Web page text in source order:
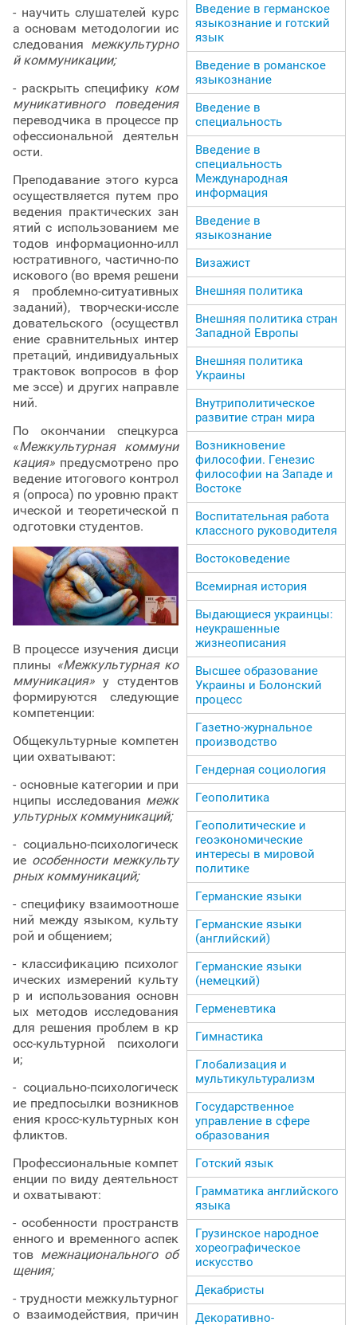
- научить слушателей курс
а основам методологии ис
следования межкультурно
й коммуникации;
- раскрыть специфику ком
муникативного поведения
переводчика в процессе пр
офессиональной деятельн
ости.
Преподавание этого курса
осуществляется путем про
ведения практических зан
ятий с использованием ме
тодов информационно-илл
юстративного, частично-по
искового (во время решени
я проблемно-ситуативных
заданий), творчески-иссле
довательского (осуществл
ение сравнительных интер
претаций, индивидуальных
трактовок вопросов в фор
ме эссе) и других направле
ний.
По окончании спецкурса
«Межкультурная коммуни
кация» предусмотрено про
ведение итогового контрол
я (опроса) по уровню практ
ической и теоретической п
одготовки студентов.
В процессе изучения дисци
плины «Межкультурная ко
ммуникация» у студентов
формируются следующие
компетенции:
Общекультурные компетен
ции охватывают:
- основные категории и при
нципы исследования межк
ультурных коммуникаций;
- социально-психологическ
ие особенности межкульту
рных коммуникаций;
- специфику взаимоотноше
ний между языком, культу
рой и общением;
- классификацию психолог
ических измерений культу
р и использования основн
ых методов исследования
для решения проблем в кр
осс-культурной психологи
и;
- социально-психологическ
ие предпосылки возникнов
ения кросс-культурных кон
фликтов.
Профессиональные компет
енции по виду деятельност
и охватывают:
- особенности пространств
енного и временного аспек
тов межнационального об
щения;
- трудности межкультурног
о взаимодействия, причин
Введение в германское
языкознание и готский
язык
Введение в романское
языкознание
Введение в
специальность
Введение в
специальность
Международная
информация
Введение в
языкознание
Визажист
Внешняя политика
Внешняя политика стран
Западной Европы
Внешняя политика
Украины
Внутриполитическое
развитие стран мира
Возникновение
философии. Генезис
философии на Западе и
Востоке
Воспитательная работа
классного руководителя
Востоковедение
Всемирная история
Выдающиеся украинцы:
неукрашенные
жизнеописания
Высшее образование
Украины и Болонский
процесс
Газетно-журнальное
производство
Гендерная социология
Геополитика
Геополитические и
геоэкономические
интересы в мировой
политике
Германские языки
Германские языки
(английский)
Германские языки
(немецкий)
Герменевтика
Гимнастика
Глобализация и
мультикультурализм
Государственное
управление в сфере
образования
Готский язык
Грамматика английского
языка
Грузинское народное
хореографическое
искусство
Декабристы
Декоративно-